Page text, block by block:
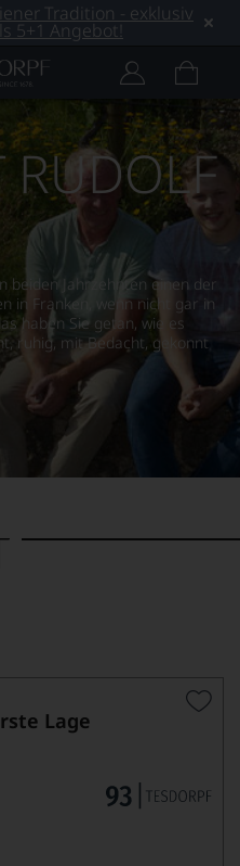
Tradition - exklusiv
5+1 Angebot!
beiden Jahrzehnten einen der
in Franken, wenn nicht gar in
haben Sie getan, wie es
ruhig, mit Bedacht, gekonnt
Lage